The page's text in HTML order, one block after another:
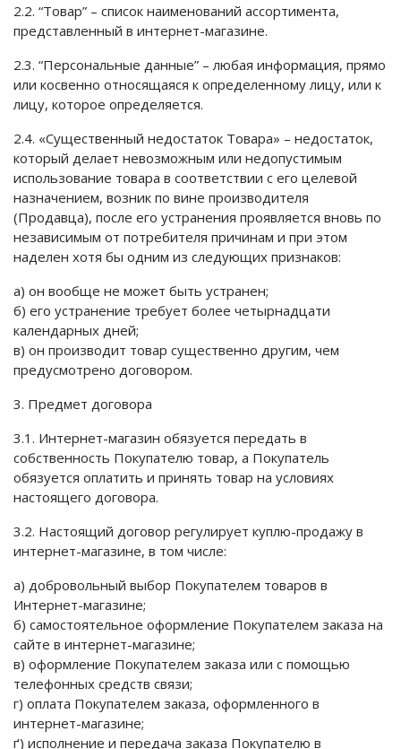
2.2. “Товар” – список наименований ассортимента,
представленный в интернет-магазине.
2.3. “Персональные данные” – любая информация, прямо
или косвенно относящаяся к определенному лицу, или к
лицу, которое определяется.
2.4. «Существенный недостаток Товара» – недостаток,
который делает невозможным или недопустимым
использование товара в соответствии с его целевой
назначением, возник по вине производителя
(Продавца), после его устранения проявляется вновь по
независимым от потребителя причинам и при этом
наделен хотя бы одним из следующих признаков:
а) он вообще не может быть устранен;
б) его устранение требует более четырнадцати
календарных дней;
в) он производит товар существенно другим, чем
предусмотрено договором.
3. Предмет договора
3.1. Интернет-магазин обязуется передать в
собственность Покупателю товар, а Покупатель
обязуется оплатить и принять товар на условиях
настоящего договора.
3.2. Настоящий договор регулирует куплю-продажу в
интернет-магазине, в том числе:
а) добровольный выбор Покупателем товаров в
Интернет-магазине;
б) самостоятельное оформление Покупателем заказа на
сайте в интернет-магазине;
в) оформление Покупателем заказа или с помощью
телефонных средств связи;
г) оплата Покупателем заказа, оформленного в
интернет-магазине;
ґ) исполнение и передача заказа Покупателю в